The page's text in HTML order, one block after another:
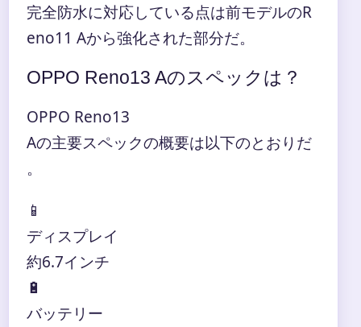
完全防水に対応している点は前モデルのR
eno11 Aから強化された部分だ。
OPPO Reno13 Aのスペックは？
OPPO Reno13
Aの主要スペックの概要は以下のとおりだ
。
📱
ディスプレイ
約6.7インチ
🔋
バッテリー